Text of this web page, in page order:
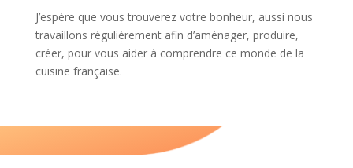
J’espère que vous trouverez votre bonheur, aussi nous
travaillons régulièrement afin d’aménager, produire,
créer, pour vous aider à comprendre ce monde de la
cuisine française.